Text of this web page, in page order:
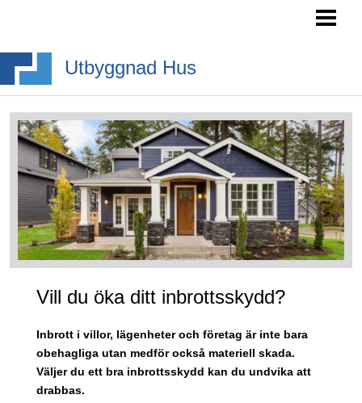
SÖKA BYGGLOV
BYGGA BURSPRÅK
BYGGA TAKKUPA
BYGGA ALTANTRAPPA
BLOGG
Utbyggnad Hus
Vill du öka ditt inbrottsskydd?
Inbrott i villor, lägenheter och företag är inte bara
obehagliga utan medför också materiell skada.
Väljer du ett bra inbrottsskydd kan du undvika att
drabbas.